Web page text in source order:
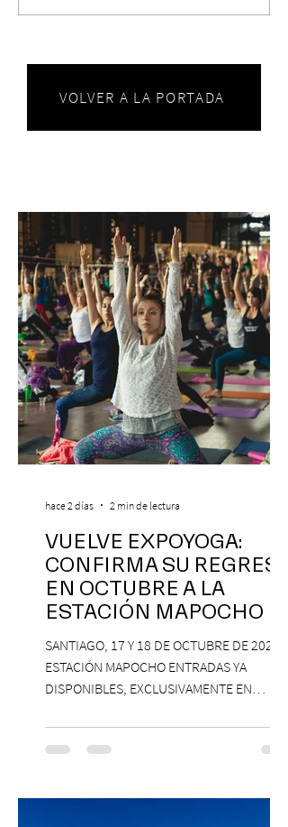
VOLVER A LA PORTADA
VUELVE EXPOYOGA:
CONFIRMA SU REGRESO
EN OCTUBRE A LA
ESTACIÓN MAPOCHO
SANTIAGO, 17 Y 18 DE OCTUBRE DE 2026,
ESTACIÓN MAPOCHO ENTRADAS YA
DISPONIBLES, EXCLUSIVAMENTE EN
con una edición renovada que reunirá
yoga, bienestar y vida consciente, con la
Antonella Orsini, Yoga Woman y más
hace 2 días 2 min de lectura